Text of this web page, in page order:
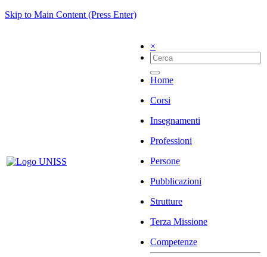
Skip to Main Content (Press Enter)
×
Home
Corsi
Insegnamenti
Professioni
Persone
Pubblicazioni
Strutture
Terza Missione
Competenze